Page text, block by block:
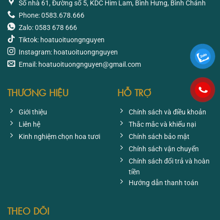
Số nhà 61, Đường số 5, KDC Him Lam, Bình Hưng, Bình Chánh
Phone: 0583.678.666
Zalo: 0583 678 666
Tiktok: hoatuoituongnguyen
Instagram: hoatuoituongnguyen
Email: hoatuoituongnguyen@gmail.com
THƯƠNG HIỆU
Giới thiệu
Liên hệ
Kinh nghiệm chọn hoa tươi
HỖ TRỢ
Chính sách và điều khoản
Thắc mắc và khiếu nại
Chính sách bảo mật
Chính sách vận chuyển
Chính sách đổi trả và hoàn
tiền
Hướng dẫn thanh toán
THEO DÕI